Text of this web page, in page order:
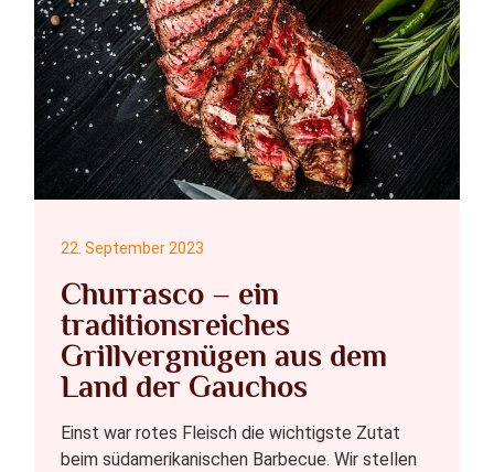
Churrasco – ein
traditionsreiches
Grillvergnügen aus dem
Land der Gauchos
22. September 2023
Einst war rotes Fleisch die wichtigste Zutat
beim südamerikanischen Barbecue. Wir stellen